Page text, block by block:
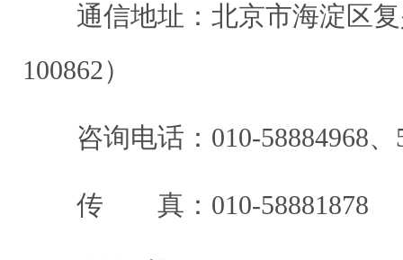
通信地址：北京市海淀区复
100862）
咨询电话：010-58884968、
传 真：010-58881878